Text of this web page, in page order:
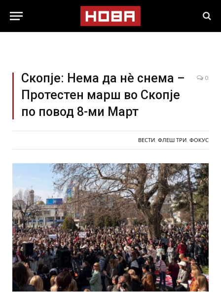
Скопје: Нема да нè снема –
Протестен марш во Скопје
по повод 8-ми Март
0
ВЕСТИ ФЛЕШ ТРИ ФОКУС